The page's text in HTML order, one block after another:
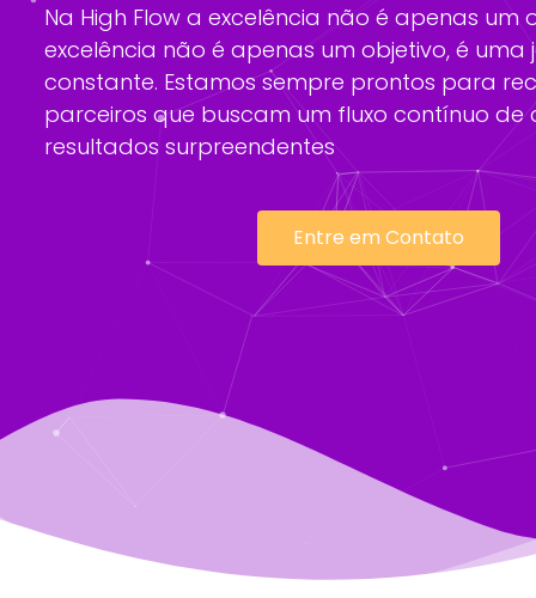
Na High Flow a excelência não é apenas um
excelência não é apenas um objetivo, é uma
constante. Estamos sempre prontos para
parceiros que buscam um fluxo contínuo de
resultados surpreendentes
Entre em Contato